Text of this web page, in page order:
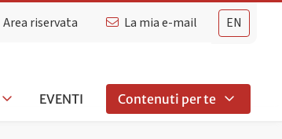
EN
Area riservata La mia e-mail
EVENTI Contenuti per te